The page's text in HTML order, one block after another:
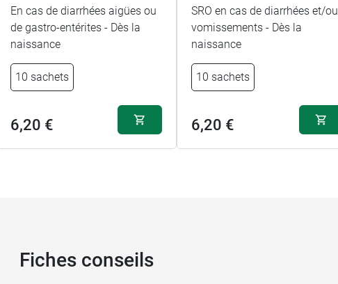
En cas de diarrhées aigües ou
de gastro-entérites - Dès la
naissance
10 sachets
6,20 €
SRO en cas de diarrhées et/ou
vomissements - Dès la
naissance
10 sachets
6,20 €
Fiches conseils